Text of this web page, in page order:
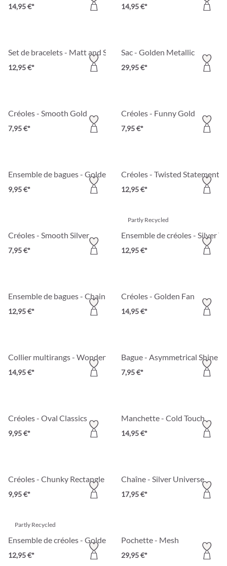
14,95 €* 14,95 €*
Set de bracelets - Matt and Shiny
12,95 €*
Sac - Golden Metallic
29,95 €*
Créoles - Smooth Gold
7,95 €*
Créoles - Funny Gold
7,95 €*
Ensemble de bagues - Golden Beads
9,95 €*
Créoles - Twisted Statement
12,95 €*
Créoles - Smooth Silver
7,95 €*
Partly Recycled
Ensemble de créoles - Silver
12,95 €*
Ensemble de bagues - Chain Reaction
12,95 €*
Créoles - Golden Fan
14,95 €*
Collier multirangs - Wonderful Shine
14,95 €*
Bague - Asymmetrical Shine
7,95 €*
Créoles - Oval Classics
9,95 €*
Manchette - Cold Touch
14,95 €*
Créoles - Chunky Rectangle
9,95 €*
Chaîne - Silver Universe
17,95 €*
Partly Recycled
Ensemble de créoles - Golden Twist
12,95 €*
Pochette - Mesh
29,95 €*